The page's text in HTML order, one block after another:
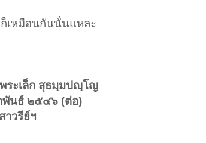
ก็เหมือนกันนั่นแหละ
ระเล็ก สุธมฺมปญฺโญ
พันธ์ ๒๕๔๖ (ต่อ)
วรีย์ฯ